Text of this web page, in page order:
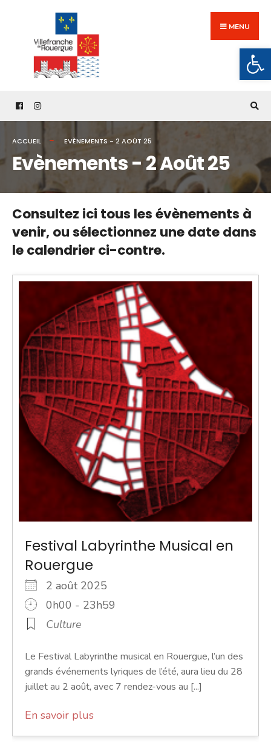
content
MENU
ACCUEIL EVÈNEMENTS - 2 AOÛT 25
Evènements - 2 Août 25
Consultez ici tous les évènements à
venir,ou sélectionnez une date dans
le calendrier ci-contre.
Festival Labyrinthe Musical en
Rouergue
2 août 2025
0h00 - 23h59
Culture
Le Festival Labyrinthe musical en Rouergue, l’un des
grands événements lyriques de l’été, aura lieu du 28
juillet au 2 août, avec 7 rendez-vous au [...]
En savoir plus